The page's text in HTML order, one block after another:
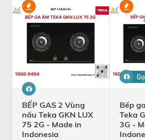
BẾP GAS 2 Vùng
nấu Teka GKN LUX
75 2G - Made in
Indonesia
Bếp
Teka
3G -